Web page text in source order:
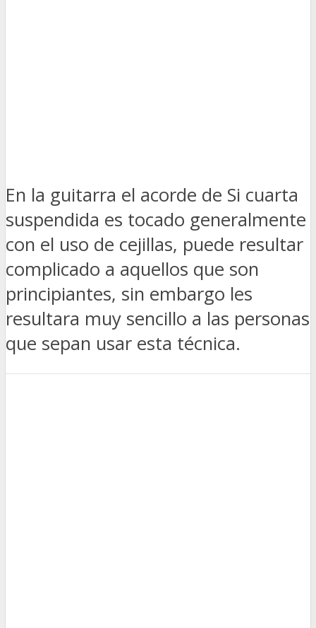
En la guitarra el acorde de Si cuarta
suspendida es tocado generalmente
con el uso de cejillas, puede resultar
complicado a aquellos que son
principiantes, sin embargo les
resultara muy sencillo a las personas
que sepan usar esta técnica.